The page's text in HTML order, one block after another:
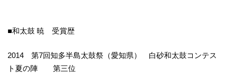
■和太鼓 暁 受賞歴
2014 第7回知多半島太鼓祭（愛知県） 白砂和太鼓コンテス
ト夏の陣 第三位